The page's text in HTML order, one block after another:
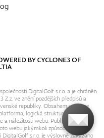
BYCYCLONE3OF
DigitalGolf s.r.o. a je chráněn
ve znění pozdějších předpisů a
republiky. Obsahem webu se
logická struktura, textový i
náležitosti webu. Publikování resp.
webu jakýmkoli způsobem bez
s.r.o. je výslovně zakázáno